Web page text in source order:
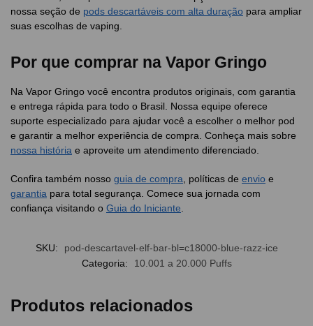
nossa seção de pods descartáveis com alta duração para ampliar
suas escolhas de vaping.
Por que comprar na Vapor Gringo
Na Vapor Gringo você encontra produtos originais, com garantia
e entrega rápida para todo o Brasil. Nossa equipe oferece
suporte especializado para ajudar você a escolher o melhor pod
e garantir a melhor experiência de compra. Conheça mais sobre
nossa história e aproveite um atendimento diferenciado.
Confira também nosso guia de compra , políticas de envio e
garantia para total segurança. Comece sua jornada com
confiança visitando o Guia do Iniciante
SKU:
pod-descartavel-elf-bar-bl=c18000-blue-razz-ice
Categoria:
10.001 a 20.000 Puffs
Produtos relacionados